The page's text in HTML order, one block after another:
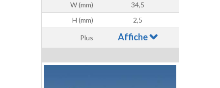
W (mm)
34,5
H (mm)
2,5
Plus Affiche